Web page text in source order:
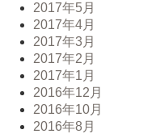
2017年5月
2017年4月
2017年3月
2017年2月
2017年1月
2016年12月
2016年10月
2016年8月